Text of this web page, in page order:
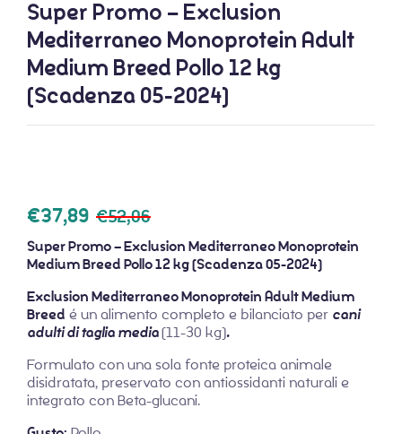
Super Promo – Exclusion
Mediterraneo Monoprotein Adult
Medium Breed Pollo 12 kg
(Scadenza 05-2024)
€52,06
€37,89
Super Promo – Exclusion Mediterraneo Monoprotein
Medium Breed Pollo 12 kg (Scadenza 05-2024)
Exclusion Mediterraneo Monoprotein Adult Medium
Breed é un alimento completo e bilanciato per cani
adulti di taglia media(11-30 kg).
Formulato con una sola fonte proteica animale
disidratata, preservato con antiossidanti naturali e
integrato con Beta-glucani.